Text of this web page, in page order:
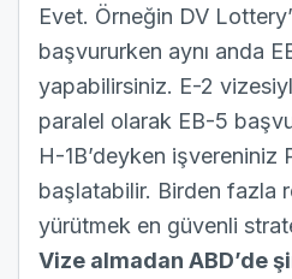
Evet. Örneğin DV
başvururken aynı anda
yapabilirsiniz. E-2
paralel olarak EB-5
H-1B’deyken işvereniniz
başlatabilir. Birden fazla
yürütmek en güvenli
Vize almadan ABD’de